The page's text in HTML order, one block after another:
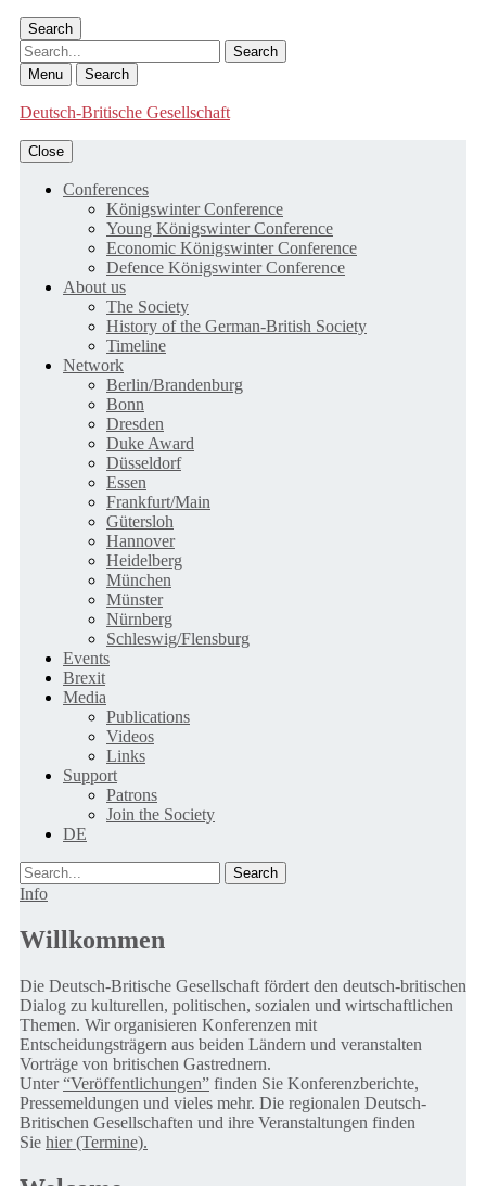
Search
Search
Menu Search
Deutsch-Britische Gesellschaft
Close
Conferences
Königswinter Conference
Young Königswinter Conference
Economic Königswinter Conference
Defence Königswinter Conference
About us
The Society
History of the German-British Society
Timeline
Network
Berlin/Brandenburg
Bonn
Dresden
Duke Award
Düsseldorf
Essen
Frankfurt/Main
Gütersloh
Hannover
Heidelberg
München
Münster
Nürnberg
Schleswig/Flensburg
Events
Brexit
Media
Publications
Videos
Links
Support
Patrons
Join the Society
DE
Search
Info
Willkommen
Die Deutsch-Britische Gesellschaft fördert den deutsch-britischen
Dialog zu kulturellen, politischen, sozialen und wirtschaftlichen
Themen. Wir organisieren Konferenzen mit
Entscheidungsträgern aus beiden Ländern und veranstalten
Vorträge von britischen Gastrednern.
Unter“Veröffentlichungen” finden Sie Konferenzberichte,
Pressemeldungen und vieles mehr. Die regionalen Deutsch-
Britischen Gesellschaften und ihre Veranstaltungen finden
Sie hier (Termine).